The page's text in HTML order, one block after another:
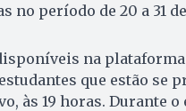
no período de 20 a 31
na
que estão se
às 19 horas. Durante